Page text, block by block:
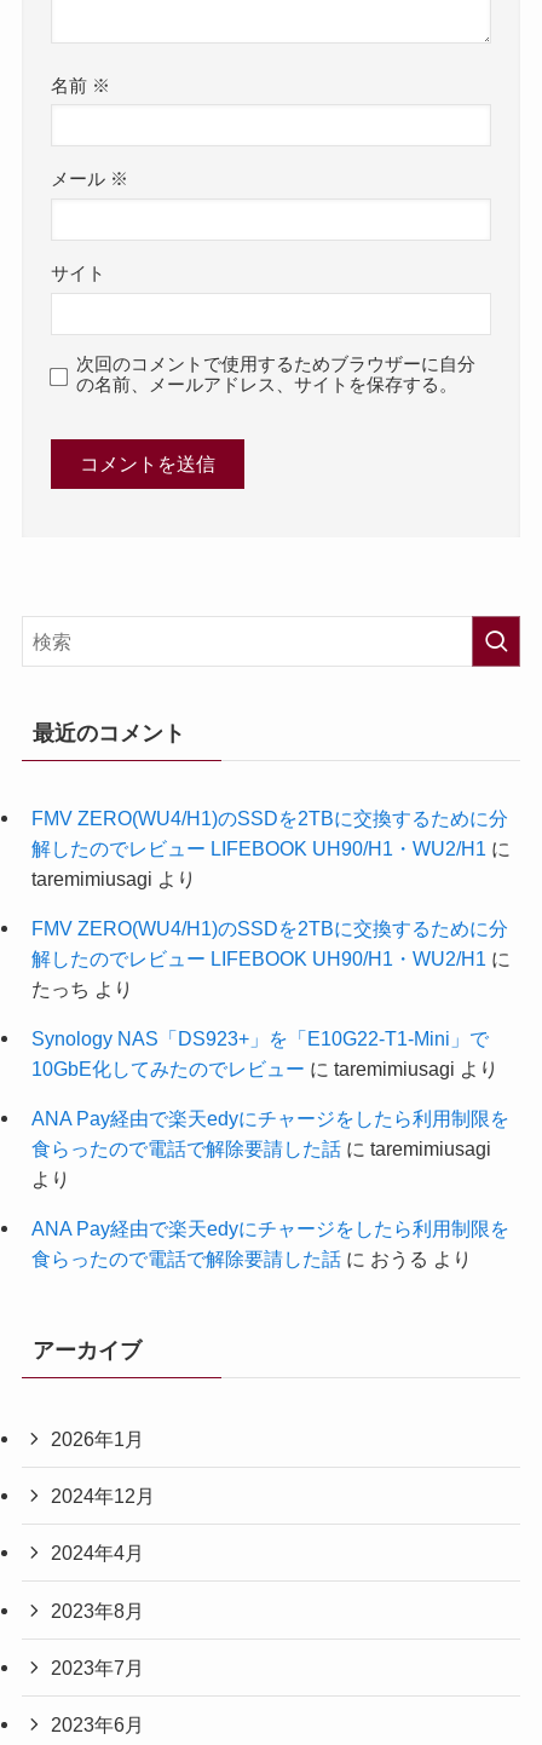
名前 ※
メール ※
サイト
次回のコメントで使用するためブラウザーに自分
の名前、メールアドレス、サイトを保存する。
最近のコメント
FMV ZERO(WU4/H1)のSSDを2TBに交換するために分
解したのでレビュー LIFEBOOK UH90/H1・WU2/H1 に
taremimiusagi より
FMV ZERO(WU4/H1)のSSDを2TBに交換するために分
解したのでレビュー LIFEBOOK UH90/H1・WU2/H1 に
たっち より
Synology NAS「DS923+」を「E10G22-T1-Mini」で
10GbE化してみたのでレビュー に taremimiusagi より
ANA Pay経由で楽天edyにチャージをしたら利用制限を
食らったので電話で解除要請した話に taremimiusagi
より
ANA Pay経由で楽天edyにチャージをしたら利用制限を
食らったので電話で解除要請した話に おうる より
アーカイブ
2026年1月
2024年12月
2024年4月
2023年8月
2023年7月
2023年6月